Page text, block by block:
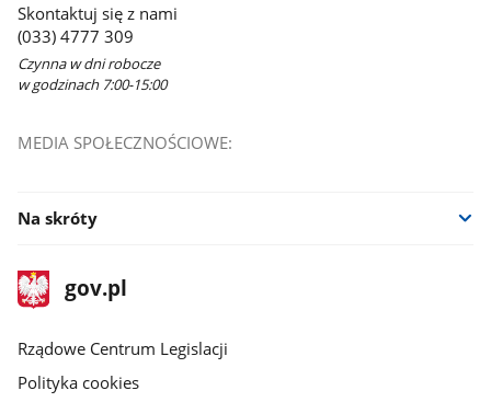
Skontaktuj się z nami
(033) 4777 309
Czynna w dni robocze
w godzinach 7:00-15:00
MEDIA SPOŁECZNOŚCIOWE:
Na skróty
stopka
gov.plStrona
gov.pl
Rządowe Centrum Legislacji
Polityka cookies